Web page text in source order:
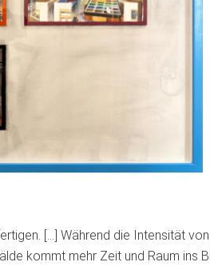
[…] Während die Intensität
kommt mehr Zeit und Raum ins